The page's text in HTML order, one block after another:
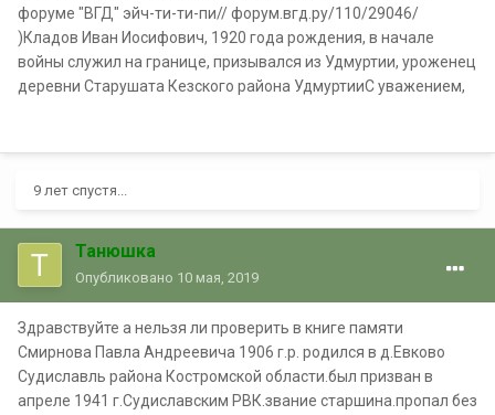
форуме "ВГД" эйч-ти-ти-пи// форум.вгд.ру/110/29046/
)Кладов Иван Иосифович, 1920 года рождения, в начале
войны служил на границе, призывался из Удмуртии, уроженец
деревни Старушата Кезского района УдмуртииС уважением,
9 лет спустя...
Танюшка
Опубликовано 10 мая, 2019
Здравствуйте а нельзя ли проверить в книге памяти
Смирнова Павла Андреевича 1906 г.р. родился в д.Евково
Судиславль района Костромской области.был призван в
апреле 1941 г.Судиславским РВК.звание старшина.пропал без